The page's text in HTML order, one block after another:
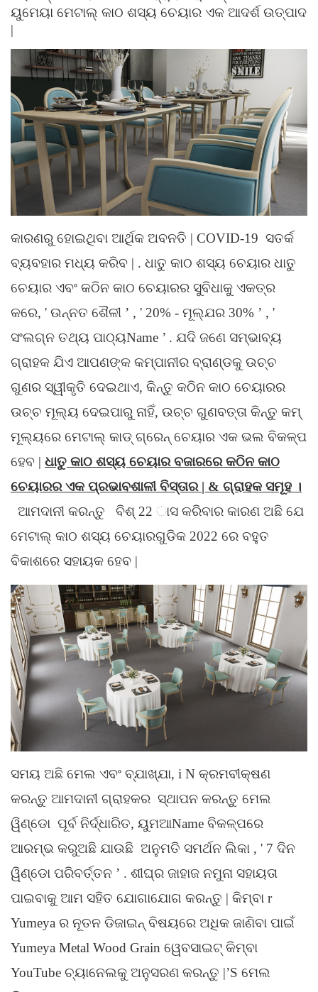
ୟୁମେୟା ମେଟାଲ୍ କାଠ ଶସ୍ୟ ଚେୟାର ଏକ ଆଦର୍ଶ ଉତ୍ପାଦ
|
କାରଣରୁ ହୋଇଥିବା ଆର୍ଥିକ ଅବନତି | COVID-19 ସତର୍କ
ବ୍ୟବହାର ମଧ୍ୟ କରିବ | . ଧାତୁ କାଠ ଶସ୍ୟ ଚେୟାର ଧାତୁ
ଚେୟାର ଏବଂ କଠିନ କାଠ ଚେୟାରର ସୁବିଧାକୁ ଏକତ୍ର
କରେ, ' ଉନ୍ନତ ଶୈଳୀ ’ , ' 20% - ମୂଲ୍ଯର 30% ’ , '
ସଂଲଗ୍ନ ତଥ୍ୟ ପାଠ୍ୟName ’ . ଯଦି ଜଣେ ସମ୍ଭାବ୍ୟ
ଗ୍ରାହକ ଯିଏ ଆପଣଙ୍କ କମ୍ପାନୀର ବ୍ରାଣ୍ଡକୁ ଉଚ୍ଚ
ଗୁଣର ସ୍ୱୀକୃତି ଦେଇଥାଏ, କିନ୍ତୁ କଠିନ କାଠ ଚେୟାରର
ଉଚ୍ଚ ମୂଲ୍ୟ ଦେଇପାରୁ ନାହିଁ, ଉଚ୍ଚ ଗୁଣବତ୍ତା କିନ୍ତୁ କମ୍
ମୂଲ୍ୟରେ ମେଟାଲ୍ କାଡ୍ ଗ୍ରେନ୍ ଚେୟାର ଏକ ଭଲ ବିକଳ୍ପ
ହେବ | ଧାତୁ କାଠ ଶସ୍ୟ ଚେୟାର ବଜାରରେ କଠିନ କାଠ
ଚେୟାରର ଏକ ପ୍ରଭାବଶାଳୀ ବିସ୍ତାର | & ଗ୍ରାହକ ସମୂହ ।
ଆମଦାନୀ କରନ୍ତୁ
ବିଶ୍ 22 ାସ କରିବାର କାରଣ ଅଛି ଯେ
ମେଟାଲ୍ କାଠ ଶସ୍ୟ ଚେୟାରଗୁଡିକ 2022 ରେ ବହୁତ
ବିକାଶରେ ସହାୟକ ହେବ |
ସମୟ ଅଛି ମେଲ ଏବଂ ବ୍ଯାଖ୍ଯା, i N କ୍ରମବୀକ୍ଷଣ
କରନ୍ତୁ ଆମଦାନୀ ଗ୍ରାହକର ସ୍ଥାପନ କରନ୍ତୁ ମେଲ
ୱିଣ୍ଡୋ ପୂର୍ବ ନିର୍ଦ୍ଧାରିତ, ୟୁମଆName ବିକଳ୍ପରେ
ଆରମ୍ଭ କରୁଅଛି ଯାଉଛି ଅନୁମତି ସମର୍ଥନ ଲିକା , ' 7 ଦିନ
ୱିଣ୍ଡୋ ପରିବର୍ତ୍ତନ ’ . ଶୀଘ୍ର ଜାହାଜ ନମୁନା ସହାୟତା
ପାଇବାକୁ ଆମ ସହିତ ଯୋଗାଯୋଗ କରନ୍ତୁ | କିମ୍ବା r
Yumeya ର ନୂତନ ଡିଜାଇନ୍ ବିଷୟରେ ଅଧିକ ଜାଣିବା ପାଇଁ
Yumeya Metal Wood Grain ୱେବସାଇଟ୍ କିମ୍ବା
YouTube ଚ୍ୟାନେଲକୁ ଅନୁସରଣ କରନ୍ତୁ |’S ମେଲ